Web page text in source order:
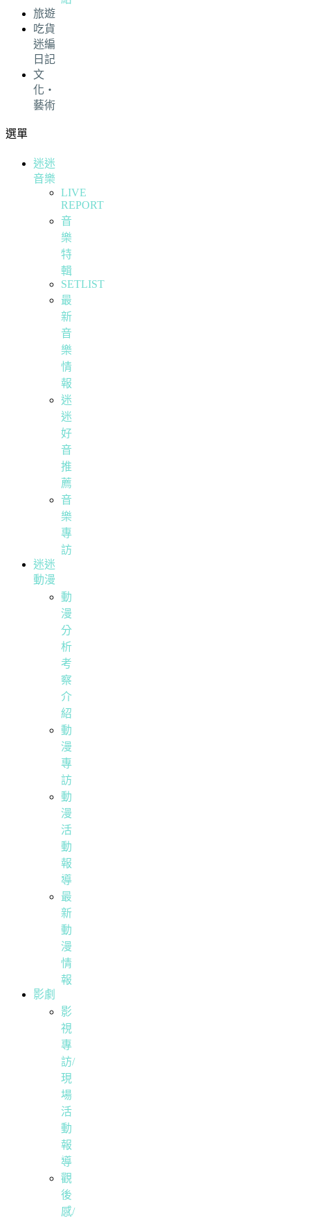
旅遊
吃貨
迷編
日記
文
化・
藝術
選單
迷迷
音樂
LIVE
REPORT
音
樂
特
輯
SETLIST
最
新
音
樂
情
報
迷
迷
好
音
推
薦
音
樂
專
訪
迷迷
動漫
動
漫
分
析
考
察
介
紹
動
漫
專
訪
動
漫
活
動
報
導
最
新
動
漫
情
報
影劇
影
視
專
訪/
現
場
活
動
報
導
觀
後
感/